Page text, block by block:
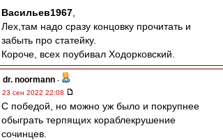
Васильев1967
Лех,там надо сразу концовку прочитать и
забыть про статейку.
Короче, всех поубивал Ходорковский.
dr. noormann -
23 сен 2022 22:08
С победой, но можно уж было и покрупнее
обыграть терпящих кораблекрушение
сочинцев.